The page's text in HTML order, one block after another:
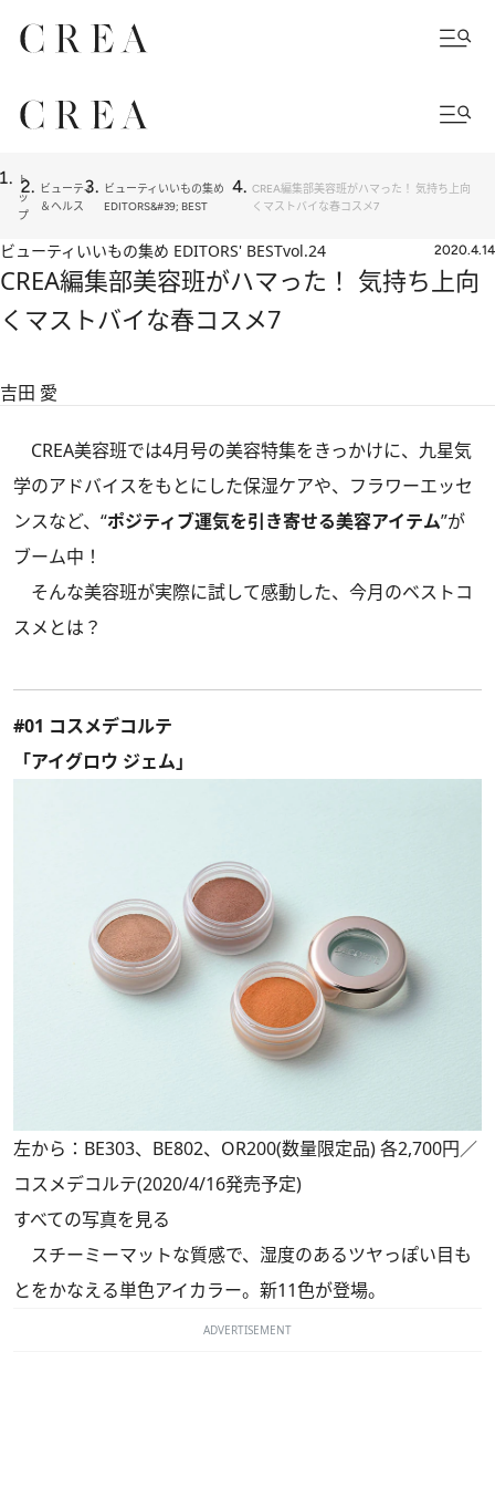
ト
ッ
プ
ビューティ
＆ヘルス
ビューティいいもの集め
EDITORS&#39; BEST
CREA編集部美容班がハマった！ 気持ち上向
くマストバイな春コスメ7
ビューティいいもの集め EDITORS' BESTvol.24 2020.4.14
CREA編集部美容班がハマった！ 気持ち上向
くマストバイな春コスメ7
吉田 愛
CREA美容班では4月号の美容特集をきっかけに、 九星気
学のアドバイスをもとにした保湿ケアや、フラワーエッセ
ンスなど、“ポジティブ運気を引き寄せる美容アイテム”が
ブーム中！
そんな美容班が実際に試して感動した、今月のベストコ
スメとは？
#01 コスメデコルテ
「アイグロウ ジェム」
左から：BE303、BE802、OR200(数量限定品) 各2,700円／
コスメデコルテ(2020/4/16発売予定)
すべての写真を見る
スチーミーマットな質感で、湿度のあるツヤっぽい目も
とをかなえる単色アイカラー。新11色が登場。
ADVERTISEMENT